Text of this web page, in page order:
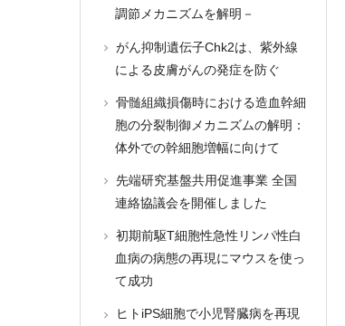
調節メカニズムを解明－
がん抑制遺伝子Chk2は、紫外線
による皮膚がんの発症を防ぐ
骨髄組織損傷時における造血幹細
胞の分裂制御メカニズムの解明：
体外での幹細胞増幅に向けて
先端研究基盤共用促進事業 全国
連絡協議会を開催しました
初期前駆T細胞性急性リンパ性白
血病の病態の再現にマウスを使っ
て成功
ヒトiPS細胞で小児腎臓病を再現